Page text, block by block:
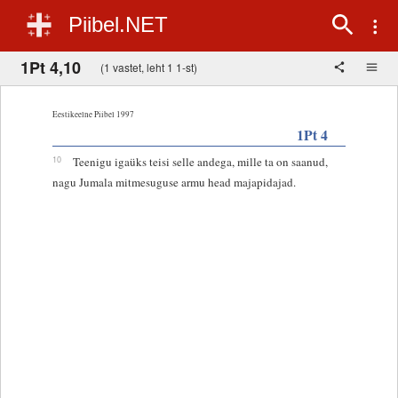
Piibel.NET
1Pt 4,10 (1 vastet, leht 1 1-st)
Eestikeelne Piibel 1997
1Pt 4
10
Teenigu igaüks teisi selle andega, mille ta on saanud,
nagu Jumala mitmesuguse armu head majapidajad.